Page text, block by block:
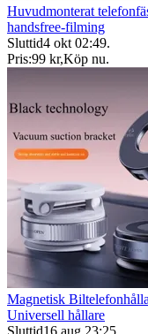
Huvudmonterat
handsfree-filming
Sluttid4 okt 02:49.
Pris:99 kr,Köp nu.
Magnetisk
Universell hållare
Sluttid16 aug 23:25